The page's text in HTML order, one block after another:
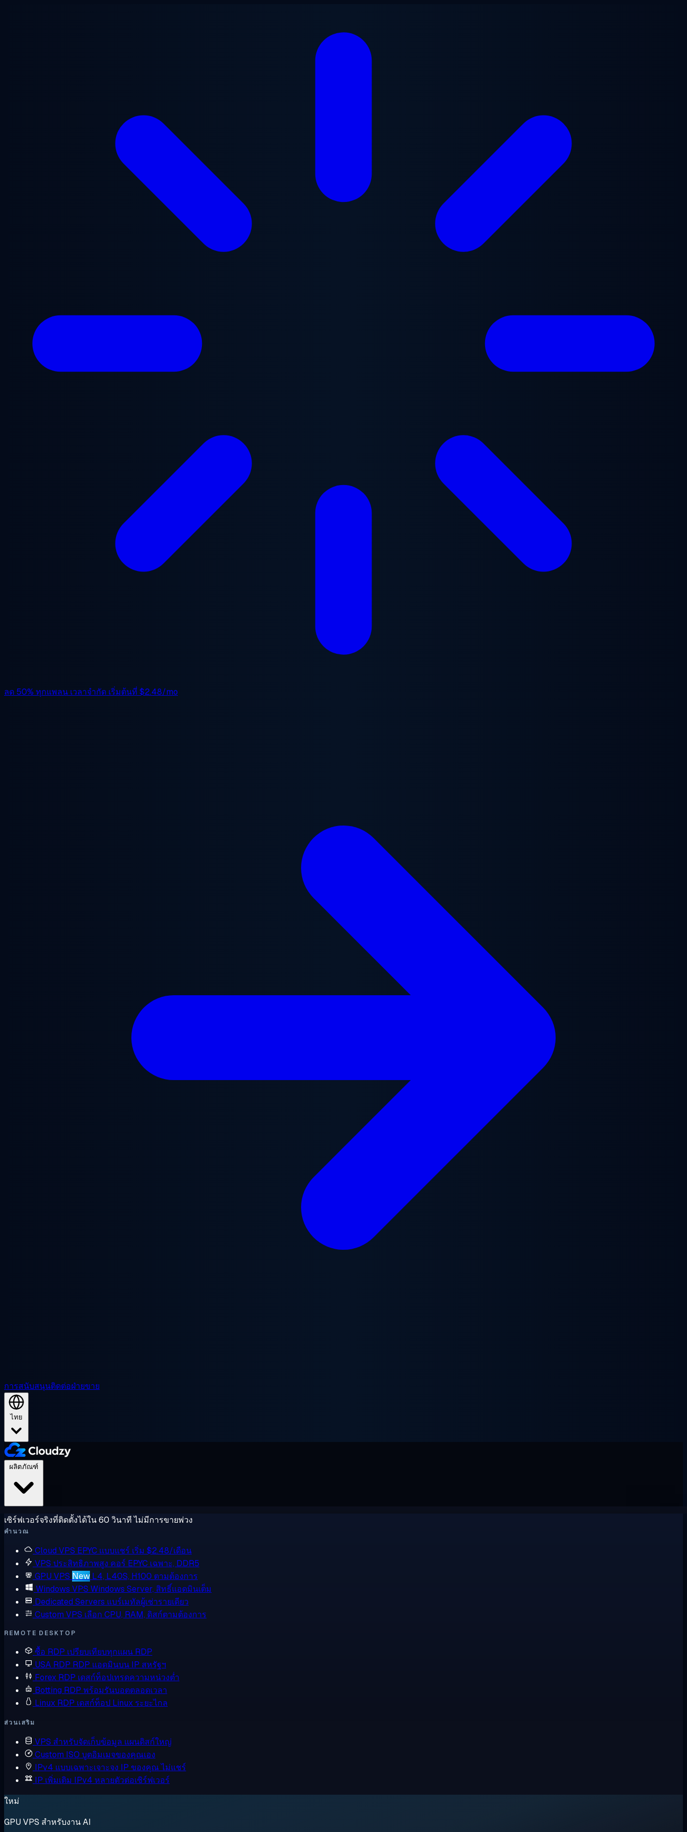
ลด 50% ทุกแพลน เวลาจำกัด เริ่มต้นที่ $2.48/mo
การสนับสนุนติดต่อฝ่ายขาย
ไทย
เซิร์ฟเวอร์จริงที่ติดตั้งได้ใน 60 วินาที ไม่มีการขายพ่วง
คำนวณ
Cloud VPS EPYC แบบแชร์ เริ่ม $2.48/เดือน
VPS ประสิทธิภาพสูง คอร์ EPYC เฉพาะ, DDR5
GPU VPS New L4, L40S, H100 ตามต้องการ
Windows VPS Windows Server, สิทธิ์แอดมินเต็ม
Dedicated Servers แบร์เมทัลผู้เช่ารายเดียว
Custom VPS เลือก CPU, RAM, ดิสก์ตามต้องการ
REMOTE DESKTOP
ซื้อ RDP เปรียบเทียบทุกแผน RDP
USA RDP RDP แอดมินบน IP สหรัฐฯ
Forex RDP เดสก์ท็อปเทรดความหน่วงต่ำ
Botting RDP พร้อมรันบอตตลอดเวลา
Linux RDP เดสก์ท็อป Linux ระยะไกล
ส่วนเสริม
VPS สำหรับจัดเก็บข้อมูล แผนดิสก์ใหญ่
Custom ISO บูตอิมเมจของคุณเอง
IPv4 แบบเฉพาะเจาะจง IP ของคุณ ไม่แชร์
IP เพิ่มเติม IPv4 หลายตัวต่อเซิร์ฟเวอร์
ใหม่
GPU VPS สำหรับงาน AI